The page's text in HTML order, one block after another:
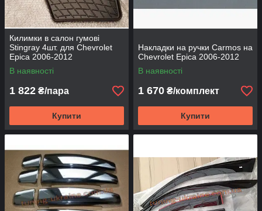
Килимки в салон гумові
Stingray 4шт. для Chevrolet
Epica 2006-2012
В наявності
1 822 ₴/пара
Купити
Накладки на ручки Carmos на
Chevrolet Epica 2006-2012
В наявності
1 670 ₴/комплект
Купити